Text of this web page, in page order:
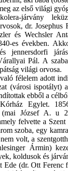
az első világi
járvány
dr. Josephus
és Wechsler
es években.
jennersdorfi
Pál. A
világi orvosa.
félelem adott
(városi ispotályt)
ebből a
Egylet.
(mai József A. u
felvette a
szoba, egy
volt, a
Ármin)
koldusok és
Ede (dr. Ott Ferenc